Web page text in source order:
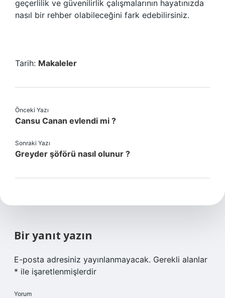
geçerlilik ve güvenilirlik çalışmalarının hayatınızda
nasıl bir rehber olabileceğini fark edebilirsiniz.
Tarih: Makaleler
Önceki Yazı
Cansu Canan evlendi mi ?
Sonraki Yazı
Greyder şöförü nasıl olunur ?
Bir yanıt yazın
E-posta adresiniz yayınlanmayacak. Gerekli alanlar
* ile işaretlenmişlerdir
Yorum